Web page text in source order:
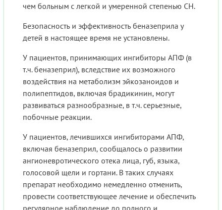
чем больным с легкой и умеренной степенью СН.
Безопасность и эффективность беназеприла у
детей в настоящее время не установлены.
У пациентов, принимающих ингибиторы АПФ (в
т.ч. беназеприл), вследствие их возможного
воздействия на метаболизм эйкозаноидов и
полипептидов, включая брадикинин, могут
развиваться разнообразные, в т.ч. серьезные,
побочные реакции.
У пациентов, лечившихся ингибиторами АПФ,
включая беназеприл, сообщалось о развитии
ангионевротического отека лица, губ, языка,
голосовой щели и гортани. В таких случаях
препарат необходимо немедленно отменить,
провести соответствующее лечение и обеспечить